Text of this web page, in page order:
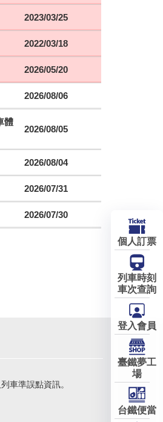
2023/03/25
2022/03/18
2026/05/20
2026/08/06
體
2026/08/05
2026/08/04
2026/07/31
2026/07/30
車準誤點資訊。
個人訂票
列車時刻
車次查詢
登入會員
臺鐵夢工
場
台鐵便當